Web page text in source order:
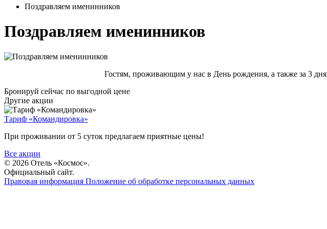
Поздравляем именинников
Поздравляем именинников
Гостям, проживающим у нас в День рождения, а также за 3
Бронируй сейчас по выгодной цене
Другие акции
Тариф «Командировка»
При проживании от 5 суток предлагаем приятные цены!
Все акции
© 2026 Отель «Космос».
Официальный сайт.
Правовая информация Положение об обработке персональных данных